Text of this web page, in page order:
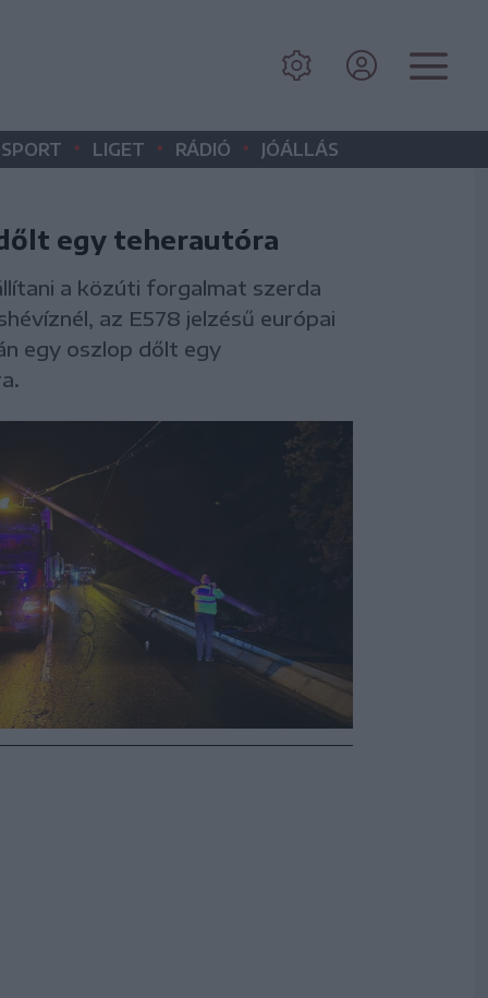
SPORT • LIGET • RÁDIÓ • JÓÁLLÁS
egy teherautóra
a közúti forgalmat szerda
az E578 jelzésű európai
egy oszlop dőlt egy